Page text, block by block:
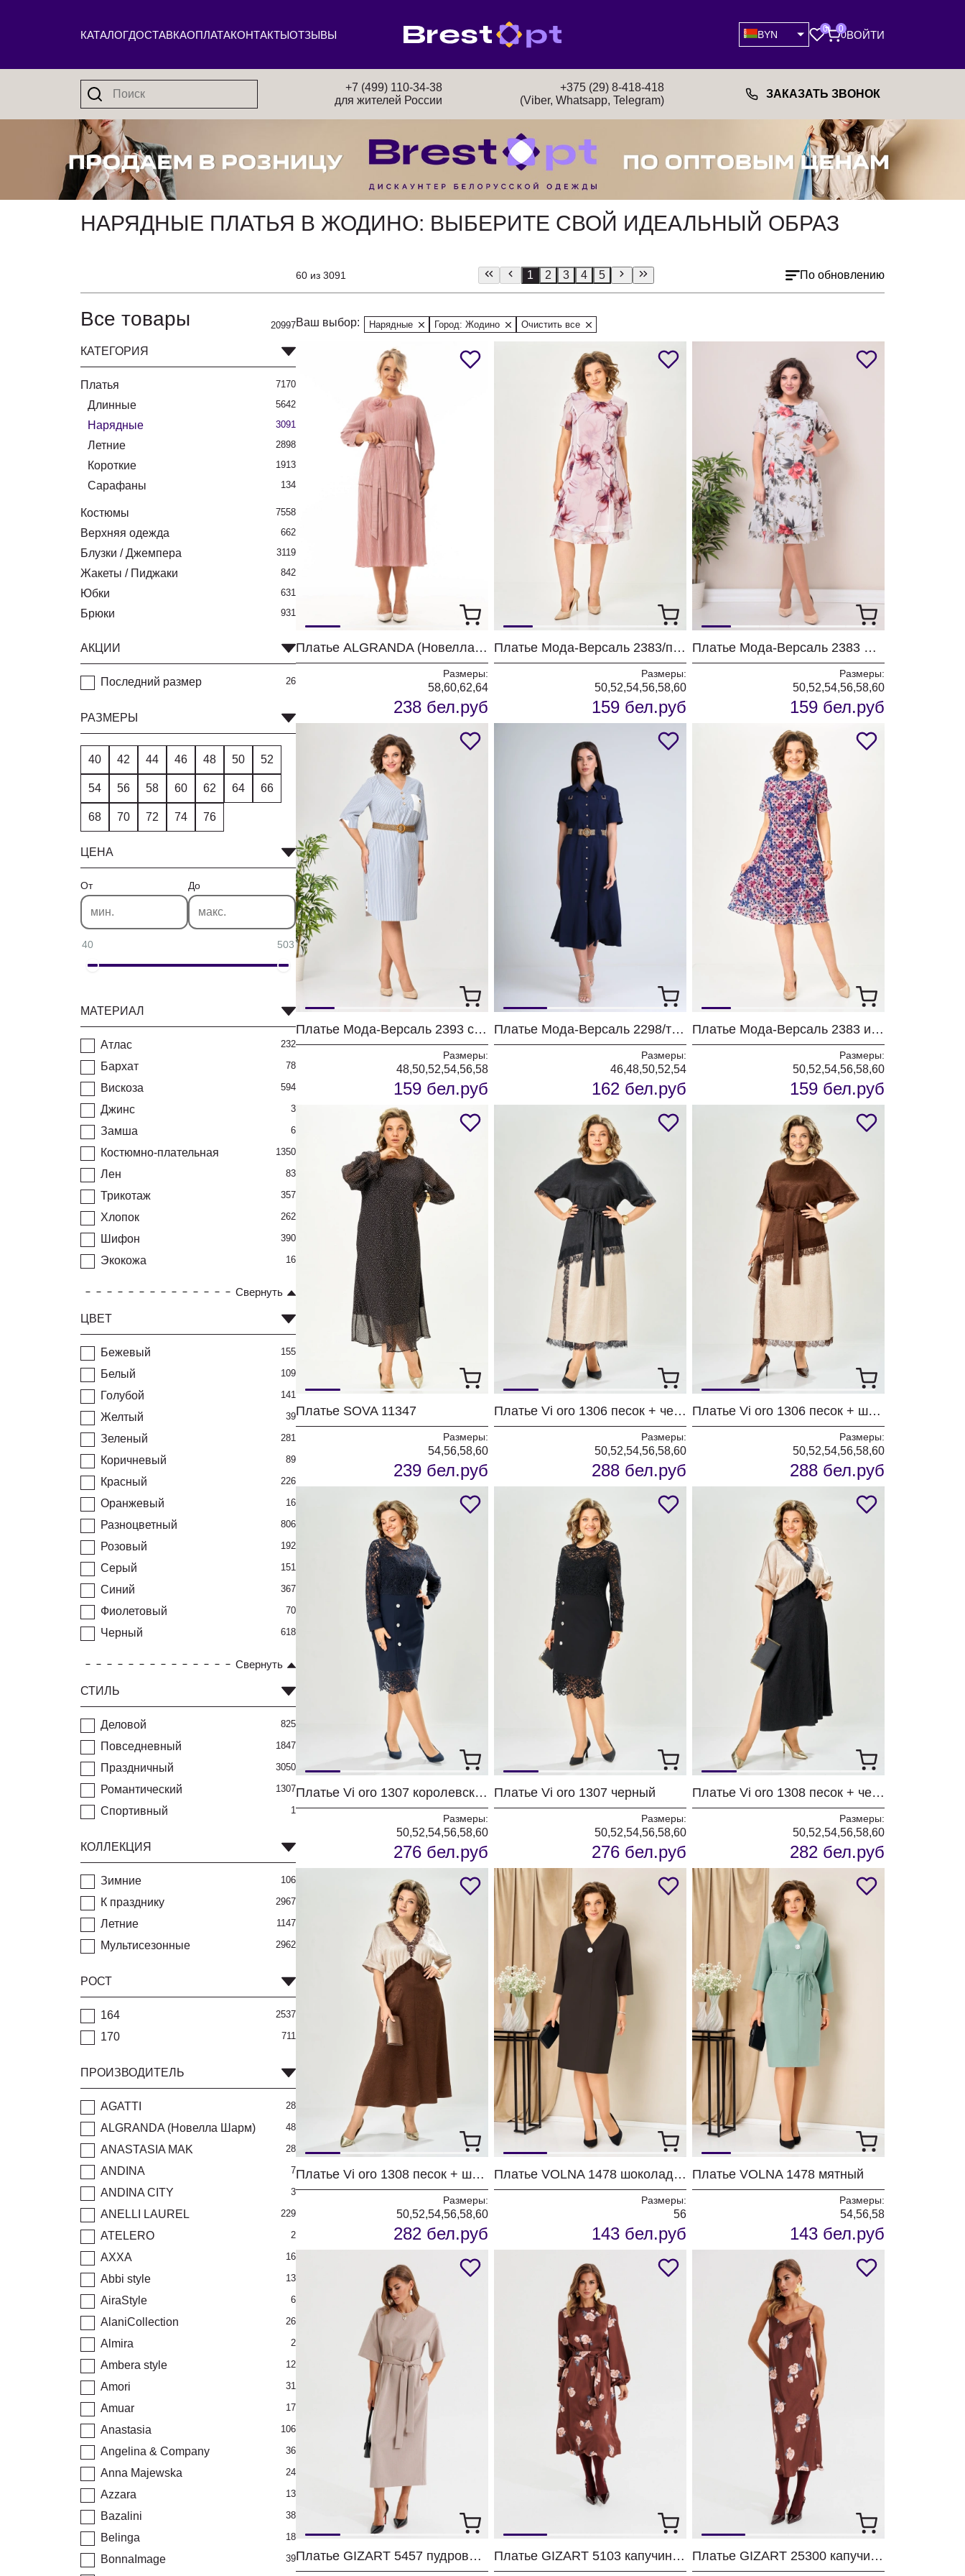
КАТАЛОГДОСТАВКАОПЛАТАКОНТАКТЫОТЗЫВЫ BYN
0 0
0ВОЙТИ
+7 (499) 110-34-38
для жителей России
+375 (29) 8-418-418
(Viber, Whatsapp, Telegram)
ЗАКАЗАТЬ ЗВОНОК
НАРЯДНЫЕ ПЛАТЬЯ В ЖОДИНО: ВЫБЕРИТЕ СВОЙ ИДЕАЛЬНЫЙ ОБРАЗ
60 из 3091 По обновлению
1 2 3 4 5
Все товары 20997
КАТЕГОРИЯ
Платья 7170
Длинные 5642
Нарядные 3091
Летние 2898
Короткие 1913
Сарафаны 134
Костюмы 7558
Верхняя одежда 662
Блузки / Джемпера 3119
Жакеты / Пиджаки 842
Юбки 631
Брюки 931
АКЦИИ
Последний размер 26
РАЗМЕРЫ
40 42 44 46 48 50 52
54 56 58 60 62 64 66
68 70 72 74 76
ЦЕНА
От До
40 503
МАТЕРИАЛ
Атлас 232
Бархат 78
Вискоза 594
Джинс 3
Замша 6
Костюмно-плательная 1350
Лен 83
Трикотаж 357
Хлопок 262
Шифон 390
Экокожа 16
Свернуть
ЦВЕТ
Бежевый 155
Белый 109
Голубой 141
Желтый 39
Зеленый 281
Коричневый 89
Красный 226
Оранжевый 16
Разноцветный 806
Розовый 192
Серый 151
Синий 367
Фиолетовый 70
Черный 618
Свернуть
СТИЛЬ
Деловой 825
Повседневный 1847
Праздничный 3050
Романтический 1307
Спортивный 1
КОЛЛЕКЦИЯ
Зимние 106
К празднику 2967
Летние 1147
Мультисезонные 2962
РОСТ
164 2537
170 711
ПРОИЗВОДИТЕЛЬ
AGATTI 28
ALGRANDA (Новелла Шарм) 48
ANASTASIA MAK 28
ANDINA 7
ANDINA CITY 3
ANELLI LAUREL 229
ATELERO 2
AXXA 16
Abbi style 13
AiraStyle 6
AlaniCollection 26
Almira 2
Ambera style 12
Amori 31
Amuar 17
Anastasia 106
Angelina & Company 36
Anna Majewska 24
Azzara 13
Bazalini 38
Belinga 18
BonnaImage 39
Ваш выбор: Нарядные Город: Жодино Очистить все
Платье ALGRANDA (Новелла Шарм) 4110-3
Размеры:
58,60,62,64
238 бел.руб
Платье Мода-Версаль 2383/пудра
Размеры:
50,52,54,56,58,60
159 бел.руб
Платье Мода-Версаль 2383 молоко
Размеры:
50,52,54,56,58,60
159 бел.руб
Платье Мода-Версаль 2393 синий полоска
Размеры:
48,50,52,54,56,58
159 бел.руб
Платье Мода-Версаль 2298/темно-синий
Размеры:
46,48,50,52,54
162 бел.руб
Платье Мода-Версаль 2383 индиго
Размеры:
50,52,54,56,58,60
159 бел.руб
Платье SOVA 11347
Размеры:
54,56,58,60
239 бел.руб
Платье Vi oro 1306 песок + черный
Размеры:
50,52,54,56,58,60
288 бел.руб
Платье Vi oro 1306 песок + шоколад
Размеры:
50,52,54,56,58,60
288 бел.руб
Платье Vi oro 1307 королевский синий
Размеры:
50,52,54,56,58,60
276 бел.руб
Платье Vi oro 1307 черный
Размеры:
50,52,54,56,58,60
276 бел.руб
Платье Vi oro 1308 песок + черный
Размеры:
50,52,54,56,58,60
282 бел.руб
Платье Vi oro 1308 песок + шоколад
Размеры:
50,52,54,56,58,60
282 бел.руб
Платье VOLNA 1478 шоколадно-коричневый
Размеры:
56
143 бел.руб
Платье VOLNA 1478 мятный
Размеры:
54,56,58
143 бел.руб
Платье GIZART 5457 пудрово-серый Платье GIZART 5103 капучино + принт цветы Платье GIZART 25300 капучино + принт цветы